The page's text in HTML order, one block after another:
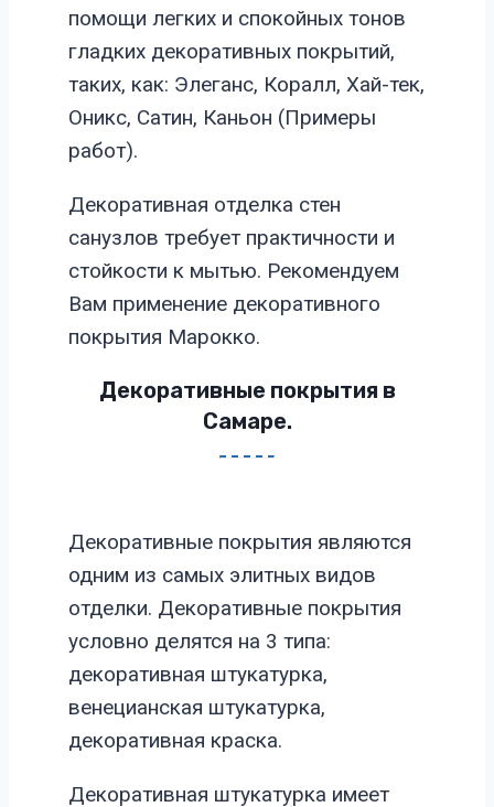
помощи легких и спокойных тонов
гладких декоративных покрытий,
таких, как: Элеганс, Коралл, Хай-тек,
Оникс, Сатин, Каньон (Примеры
работ).
Декоративная отделка стен
санузлов требует практичности и
стойкости к мытью. Рекомендуем
Вам применение декоративного
покрытия Марокко.
Декоративные покрытия в
Самаре.
Декоративные покрытия являются
одним из самых элитных видов
отделки. Декоративные покрытия
условно делятся на 3 типа:
декоративная штукатурка,
венецианская штукатурка,
декоративная краска.
Декоративная штукатурка имеет